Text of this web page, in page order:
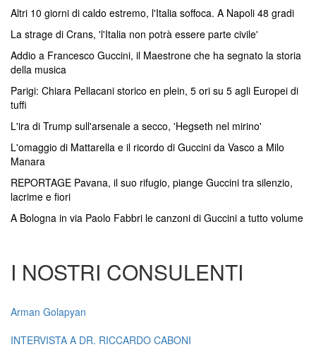
Altri 10 giorni di caldo estremo, l'Italia soffoca. A Napoli 48 gradi
La strage di Crans, 'l'Italia non potrà essere parte civile'
Addio a Francesco Guccini, il Maestrone che ha segnato la storia
della musica
Parigi: Chiara Pellacani storico en plein, 5 ori su 5 agli Europei di
tuffi
L'ira di Trump sull'arsenale a secco, 'Hegseth nel mirino'
L'omaggio di Mattarella e il ricordo di Guccini da Vasco a Milo
Manara
REPORTAGE Pavana, il suo rifugio, piange Guccini tra silenzio,
lacrime e fiori
A Bologna in via Paolo Fabbri le canzoni di Guccini a tutto volume
I NOSTRI CONSULENTI
Arman Golapyan
INTERVISTA A DR. RICCARDO CABONI